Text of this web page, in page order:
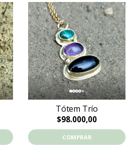
Tótem Trío
$98.000,00
COMPRAR